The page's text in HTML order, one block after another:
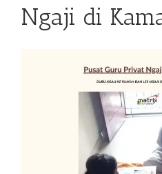
Ngaji di